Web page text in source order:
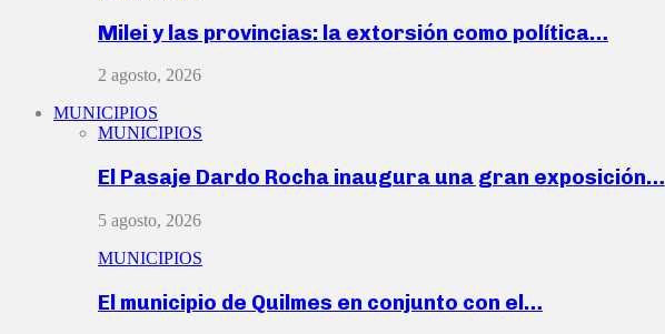
Milei y las provincias: la extorsión como política…
2 agosto, 2026
MUNICIPIOS
MUNICIPIOS
El Pasaje Dardo Rocha inaugura una gran exposición…
5 agosto, 2026
MUNICIPIOS
El municipio de Quilmes en conjunto con el…